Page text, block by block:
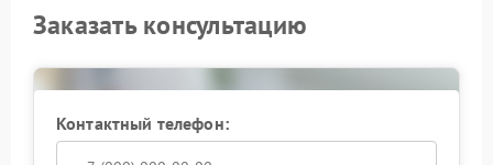
Заказать консультацию
Контактный телефон: